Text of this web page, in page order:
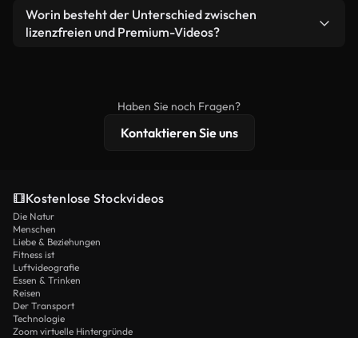
weiterverbreiten.
Videomaterial.
Ja. Sie dürfen unsere Videos gerne kürzen,
bearbeiten oder neu zusammenstellen. Achten Sie
Worin besteht der Unterschied zwischen
lizenzfreien und Premium-Videos?
erweiterten Lizenzschutz bieten.
Haben Sie noch Fragen?
Kontaktieren Sie uns
Kostenlose Stockvideos
Die Natur
Menschen
Liebe & Beziehungen
Fitness ist
Luftvideografie
Essen & Trinken
Reisen
Der Transport
Technologie
Zoom virtuelle Hintergründe